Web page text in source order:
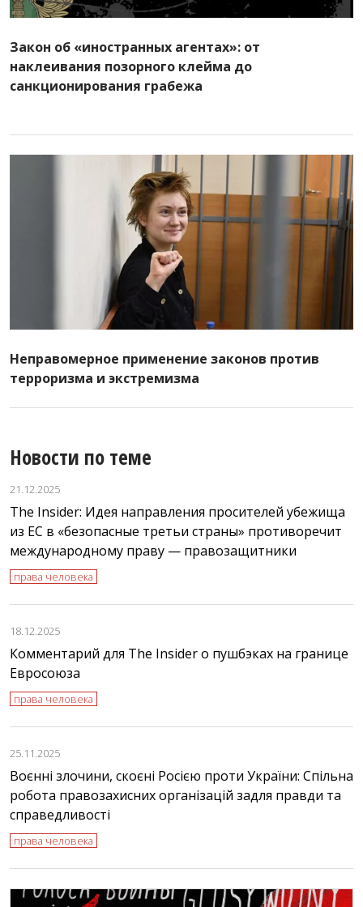
Закон об «иностранных агентах»: от
наклеивания позорного клейма до
санкционирования грабежа
Неправомерное применение законов против
терроризма и экстремизма
Новости по теме
21.12.2025
The Insider: Идея направления просителей убежища
из ЕС в «безопасные третьи страны» противоречит
международному праву — правозащитники
права человека
18.12.2025
Комментарий для The Insider о пушбэках на границе
Евросоюза
права человека
25.11.2025
Воєнні злочини, скоєні Росією проти України: Спільна
робота правозахисних організацій задля правди та
справедливості
права человека